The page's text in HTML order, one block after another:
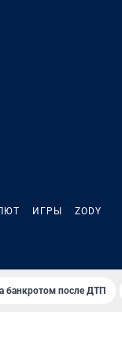
ИГРЫ ZODY
банкротом после ДТП